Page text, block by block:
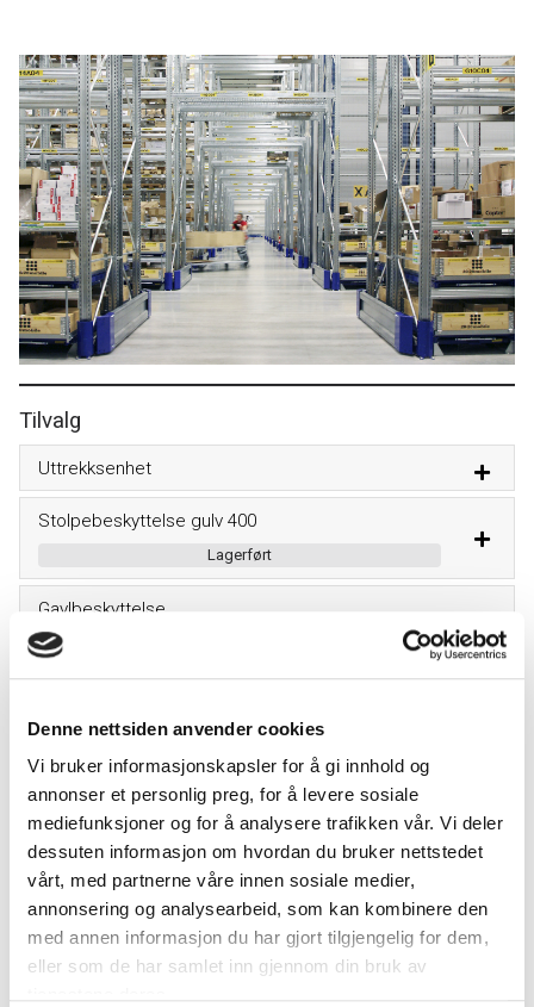
Denne nettsiden anvender cookies
Vi bruker informasjonskapsler for å gi innhold og
annonser et personlig preg, for å levere sosiale
mediefunksjoner og for å analysere trafikken vår. Vi deler
dessuten informasjon om hvordan du bruker nettstedet
vårt, med partnerne våre innen sosiale medier,
annonsering og analysearbeid, som kan kombinere den
med annen informasjon du har gjort tilgjengelig for dem,
eller som de har samlet inn gjennom din bruk av
Tilvalg
Uttrekksenhet
Stolpebeskyttelse gulv 400
Lagerført
Gavlbeskyttelse
Hylleplate gitterrist
Lagerført
Hylleplate Plate
Lagerført